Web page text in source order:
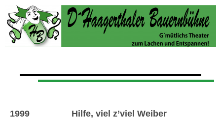
1999 Hilfe, viel z’viel Weiber